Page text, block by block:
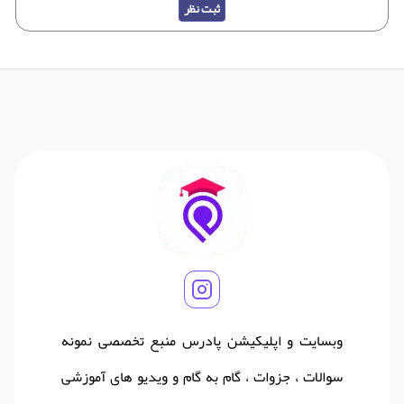
ثبت نظر
وبسایت و اپلیکیشن پادرس منبع تخصصی نمونه
سوالات ، جزوات ، گام به گام و ویدیو های آموزشی